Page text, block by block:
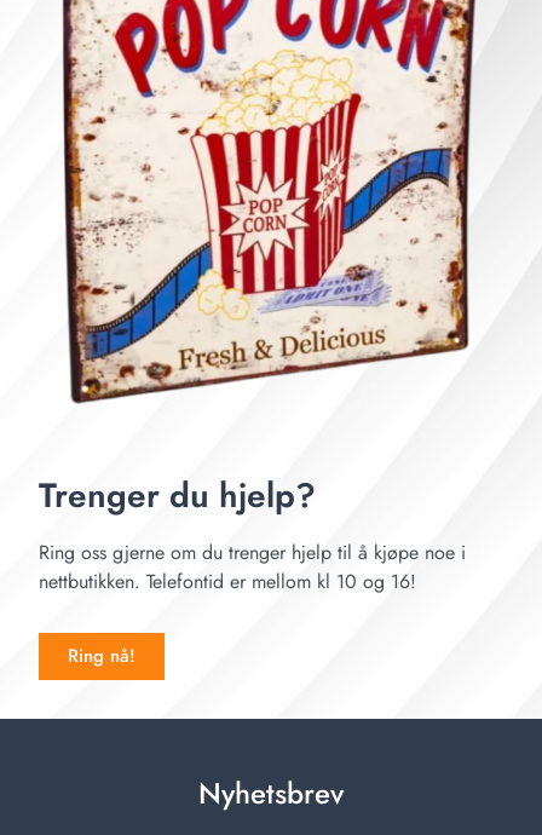
Trenger du hjelp?
Ring oss gjerne om du trenger hjelp til å kjøpe noe i
nettbutikken. Telefontid er mellom kl 10 og 16!
Ring nå!
Nyhetsbrev